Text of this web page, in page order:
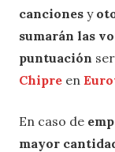
canciones y
sumarán las
puntuación
Chipre en
En caso de
mayor